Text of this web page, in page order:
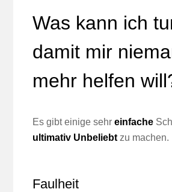
Was kann ich
damit mir
mehr helfen
Es gibt einige sehreinfache
ultimativ Unbeliebt zu machen.
Faulheit